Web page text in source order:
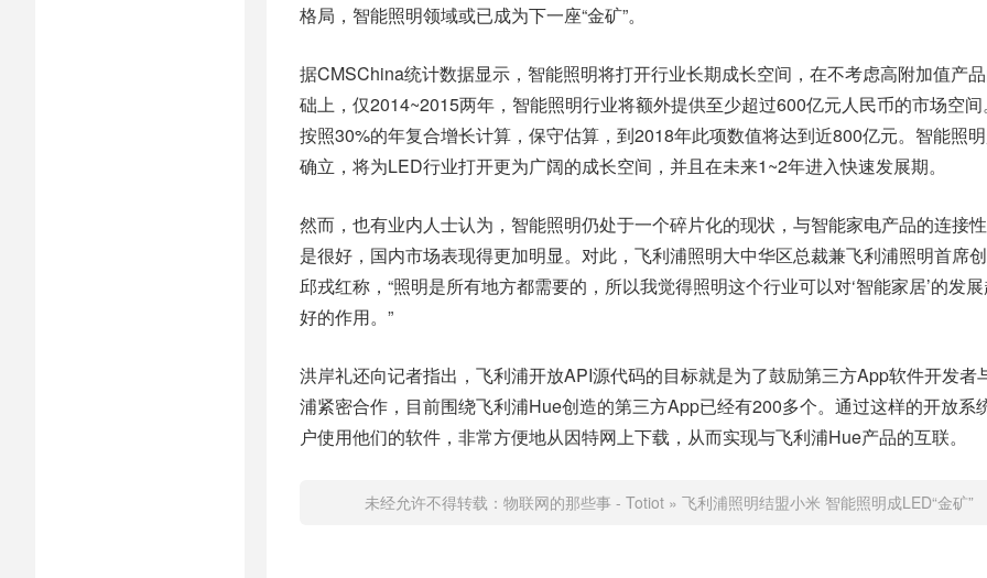
格局，智能照明领域或已成为下一座“金矿”。
据CMSChina统计数据显示，智能照明将打开行业长期成长空间，在不考虑高附加值产
础上，仅2014~2015两年，智能照明行业将额外提供至少超过600亿元人民币的市场空
按照30%的年复合增长计算，保守估算，到2018年此项数值将达到近800亿元。智能照
确立，将为LED行业打开更为广阔的成长空间，并且在未来1~2年进入快速发展期。
然而，也有业内人士认为，智能照明仍处于一个碎片化的现状，与智能家电产品的连接
是很好，国内市场表现得更加明显。对此，飞利浦照明大中华区总裁兼飞利浦照明首席
邱戎红称，“照明是所有地方都需要的，所以我觉得照明这个行业可以对‘智能家居’的发
好的作用。”
洪岸礼还向记者指出，飞利浦开放API源代码的目标就是为了鼓励第三方App软件开发者
浦紧密合作，目前围绕飞利浦Hue创造的第三方App已经有200多个。通过这样的开放系
户使用他们的软件，非常方便地从因特网上下载，从而实现与飞利浦Hue产品的互联。
未经允许不得转载： 物联网的那些事 - Totiot» 飞利浦照明结盟小米 智能照明成LED“金矿”